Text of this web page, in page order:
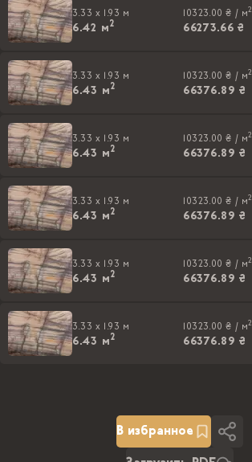
3.33 x 1.93 м
6.42 м2
10323.00 ₴ / м2
66273.66 ₴
3.33 x 1.93 м
6.43 м2
10323.00 ₴ / м2
66376.89 ₴
3.33 x 1.93 м
6.43 м2
10323.00 ₴ / м2
66376.89 ₴
3.33 x 1.93 м
6.43 м2
10323.00 ₴ / м2
66376.89 ₴
3.33 x 1.93 м
6.43 м2
10323.00 ₴ / м2
66376.89 ₴
3.33 x 1.93 м
6.43 м2
10323.00 ₴ / м2
66376.89 ₴
В избранное